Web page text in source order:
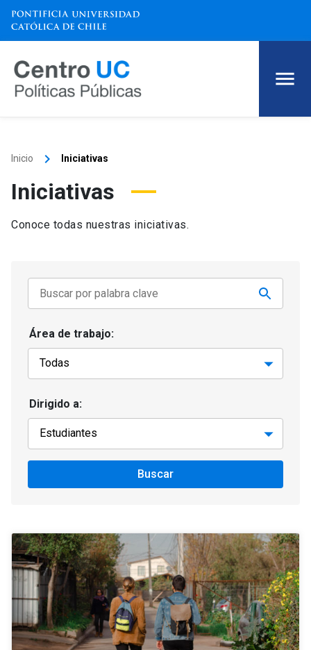
Inicio keyboard_arrow_right Iniciativas
Iniciativas
Conoce todas nuestras iniciativas.
Área de trabajo:
Dirigido a:
Buscar